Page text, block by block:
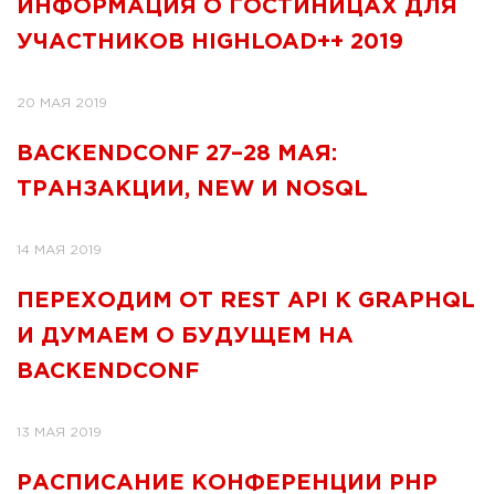
ИНФОРМАЦИЯ О ГОСТИНИЦАХ ДЛЯ
УЧАСТНИКОВ HIGHLOAD++ 2019
20 МАЯ 2019
BACKENDCONF 27–28 МАЯ:
ТРАНЗАКЦИИ, NEW И NOSQL
14 МАЯ 2019
ПЕРЕХОДИМ ОТ REST API К GRAPHQL
И ДУМАЕМ О БУДУЩЕМ НА
BACKENDCONF
13 МАЯ 2019
РАСПИСАНИЕ КОНФЕРЕНЦИИ PHP